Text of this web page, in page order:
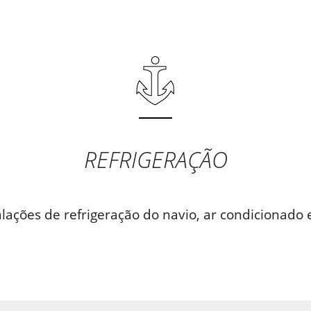
REFRIGERAÇÃO
de refrigeração do navio, ar condicionado